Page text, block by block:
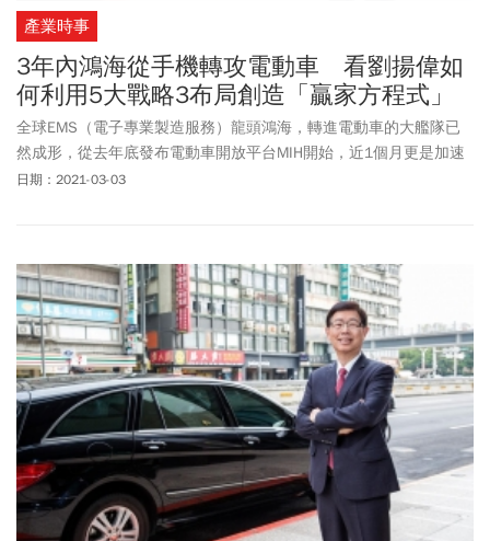
產業時事
3年內鴻海從手機轉攻電動車 看劉揚偉如
何利用5大戰略3布局創造「贏家方程式」
全球EMS（電子專業製造服務）龍頭鴻海，轉進電動車的大艦隊已
然成形，從去年底發布電動車開放平台MIH開始，近1個月更是加速
催起油門。除了MIH會員突破八百大關，眼看一路往「千」邁進，在
日期：2021-03-03